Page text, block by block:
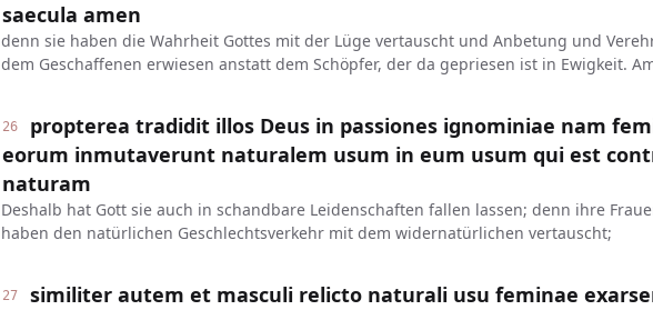
saecula amen
denn sie haben die Wahrheit Gottes mit der Lüge vertauscht und Anbetung und
dem Geschaffenen erwiesen anstatt dem Schöpfer, der da gepriesen ist in Ewigkeit.
26
propterea tradidit illos Deus in passiones ignominiae nam
eorum inmutaverunt naturalem usum in eum usum qui est
naturam
Deshalb hat Gott sie auch in schandbare Leidenschaften fallen lassen; denn ihre
haben den natürlichen Geschlechtsverkehr mit dem widernatürlichen vertauscht;
27 similiter autem et masculi relicto naturali usu feminae